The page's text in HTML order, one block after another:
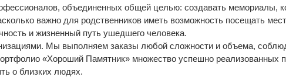
объединенных общей целью: создавать мемориалы,
важно для родственников иметь возможность посещать
и жизненный путь ушедшего человека.
Мы выполняем заказы любой сложности и объема,
«Хороший Памятник» множество успешно реализованных
о близких людях.